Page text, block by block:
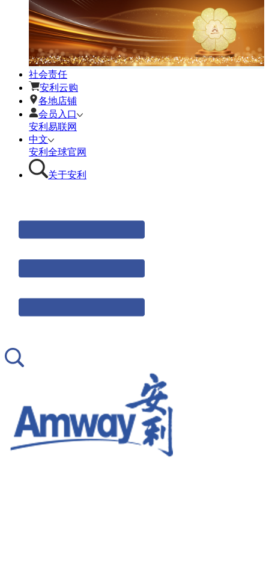
社会责任
安利云购
各地店铺
会员入口
安利易联网
中文
安利全球官网
关于安利